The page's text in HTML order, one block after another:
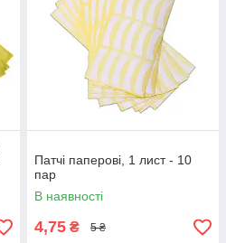
Патчі паперові, 1 лист - 10
пар
В наявності
4,75 ₴ 5 ₴